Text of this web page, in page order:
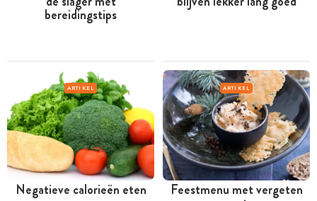
bereidingstips
ARTIKEL
Negatieve calorieën eten
ARTIKEL
Feestmenu met vergeten